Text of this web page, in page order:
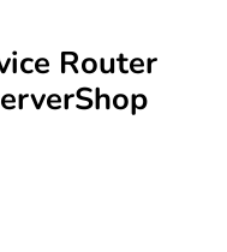
Router